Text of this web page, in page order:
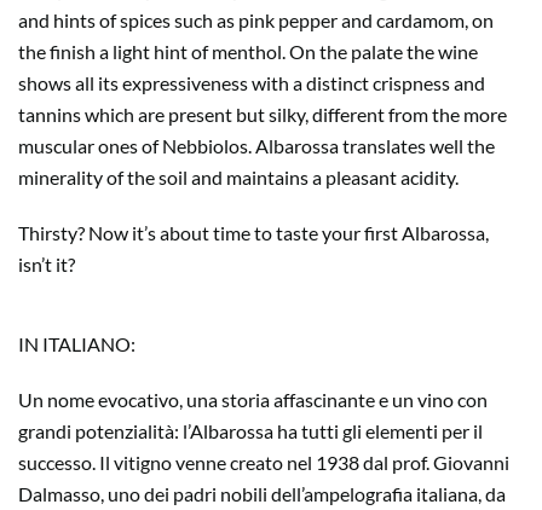
and hints of spices such as pink pepper and cardamom, on
the finish a light hint of menthol. On the palate the wine
shows all its expressiveness with a distinct crispness and
tannins which are present but silky, different from the more
muscular ones of Nebbiolos. Albarossa translates well the
minerality of the soil and maintains a pleasant acidity.
Thirsty? Now it’s about time to taste your first Albarossa,
isn’t it?
IN ITALIANO:
Un nome evocativo, una storia affascinante e un vino con
grandi potenzialità: l’Albarossa ha tutti gli elementi per il
successo. Il vitigno venne creato nel 1938 dal prof. Giovanni
Dalmasso, uno dei padri nobili dell’ampelografia italiana, da